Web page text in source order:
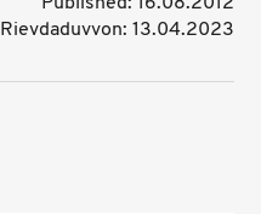
Rievdaduvvon: 13.04.2023